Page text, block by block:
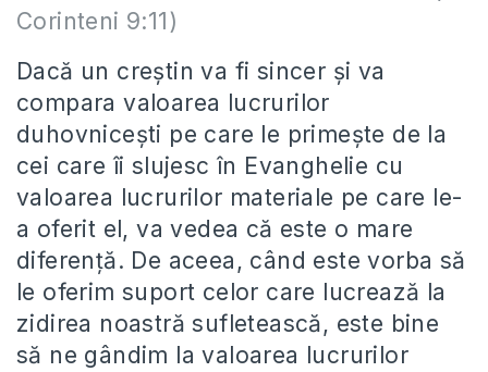
Corinteni 9:11)
Dacă un creştin va fi sincer şi va
compara valoarea lucrurilor
duhovniceşti pe care le primeşte de la
cei care îi slujesc în Evanghelie cu
valoarea lucrurilor materiale pe care le-
a oferit el, va vedea că este o mare
diferenţă. De aceea, când este vorba să
le oferim suport celor care lucrează la
zidirea noastră sufletească, este bine
să ne gândim la valoarea lucrurilor